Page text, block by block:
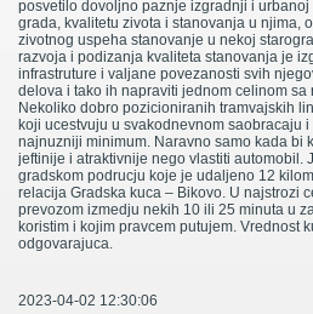
posvetilo dovoljno paznje izgradnji i
grada, kvalitetu zivota i stanovanja u njima,
zivotnog uspeha stanovanje u nekoj
razvoja i podizanja kvaliteta stanovanja je
infrastruture i valjane povezanosti svih
delova i tako ih napraviti jednom celinom sa
Nekoliko dobro pozicioniranih tramvajskih
koji ucestvuju u svakodnevnom saobracaju
najnuzniji minimum. Naravno samo kada bi
jeftinije i atraktivnije nego vlastiti automobil.
gradskom podrucju koje je udaljeno 12
relacija Gradska kuca – Bikovo. U najstrozi
prevozom izmedju nekih 10 ili 25 minuta u
koristim i kojim pravcem putujem. Vrednost
odgovarajuca.
2023-04-02 12:30:06